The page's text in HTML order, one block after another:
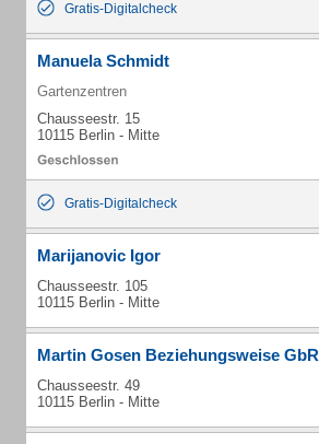
Gratis-Digitalcheck
Manuela Schmidt
Gartenzentren
Chausseestr. 15
10115 Berlin - Mitte
Gratis-Digitalcheck
Marijanovic Igor
Chausseestr. 105
10115 Berlin - Mitte
Martin Gosen Beziehungsweise GbR
Chausseestr. 49
10115 Berlin - Mitte